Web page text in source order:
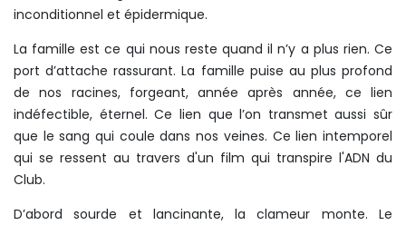
inconditionnel et épidermique.
La famille est ce qui nous reste quand il n’y a plus rien. Ce
port d’attache rassurant. La famille puise au plus profond
de nos racines, forgeant, année après année, ce lien
indéfectible, éternel. Ce lien que l’on transmet aussi sûr
que le sang qui coule dans nos veines. Ce lien intemporel
qui se ressent au travers d'un film qui transpire l'ADN du
Club.
D’abord sourde et lancinante, la clameur monte. Le